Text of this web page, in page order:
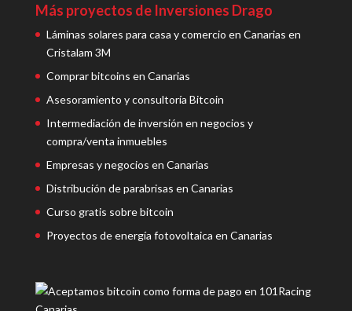
Más proyectos de Inversiones Drago
Láminas solares para casa y comercio en Canarias en
Cristalam 3M
Comprar bitcoins en Canarias
Asesoramiento y consultoría Bitcoin
Intermediación de inversión en negocios y
compra/venta inmuebles
Empresas y negocios en Canarias
Distribución de parabrisas en Canarias
Curso gratis sobre bitcoin
Proyectos de energía fotovoltaica en Canarias